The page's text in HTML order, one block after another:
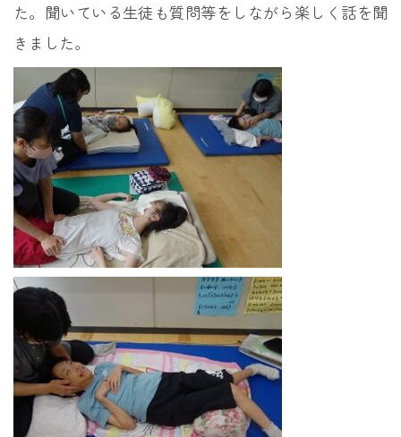
た。聞いている生徒も質問等をしながら楽しく話を聞
きました。